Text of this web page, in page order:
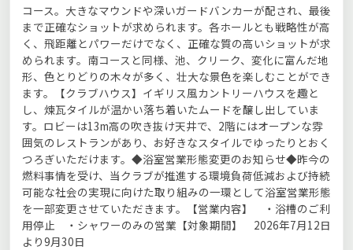
コース。大きなマウンドや深いガードバンカーが配され、最後
まで正確なショットが求められます。各ホールとも戦略性が高
く、飛距離とパワーだけでなく、正確な質の高いショットが求
められます。南コースと同様、池、クリーク、変化に富んだ地
形、色とりどりの木々が多く、壮大な景色を楽しむことができ
ます。【クラブハウス】イギリス風カントリーハウスを趣と
し、煉瓦タイルが温かい落ち着いたムードを醸し出していま
す。ロビーは13m高の吹き抜け天井で、2階にはオープンな雰
囲気のレストランがあり、お好きなスタイルでゆったりとおく
つろぎいただけます。◆浴室営業形態変更のお知らせ◆昨今の
燃料事情を受け、当クラブが推進する環境負荷低減および持続
可能な社会の実現に向けた取り組みの一環として浴室営業形態
を一部変更させていただきます。【営業内容】 ・浴槽のご利
用停止 ・シャワーのみの営業【対象期間】 2026年7月12日
より9月30日